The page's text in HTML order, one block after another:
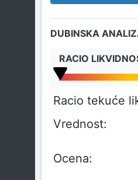
DUBINSKA
RACIO
Racio tekuće